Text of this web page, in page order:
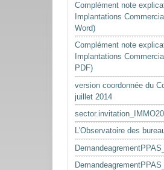
Complément note
Implantations
Word)
Complément note
Implantations
PDF)
version coordonnée du
juillet 2014
L'Observatoire des